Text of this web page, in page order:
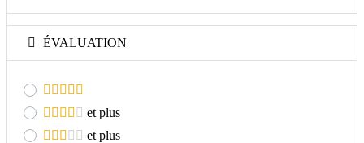
ÉVALUATION
et plus
et plus